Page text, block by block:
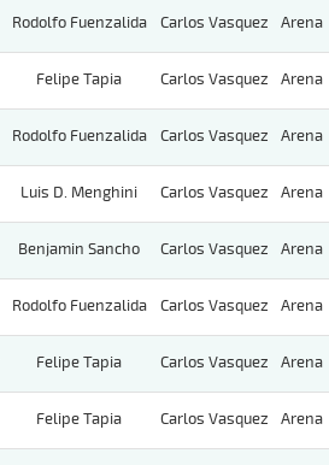
Rodolfo Fuenzalida Carlos Vasquez Arena
Felipe Tapia Carlos Vasquez Arena
Rodolfo Fuenzalida Carlos Vasquez Arena
Luis D. Menghini Carlos Vasquez Arena
Benjamin Sancho Carlos Vasquez Arena
Rodolfo Fuenzalida Carlos Vasquez Arena
Felipe Tapia Carlos Vasquez Arena
Felipe Tapia Carlos Vasquez Arena